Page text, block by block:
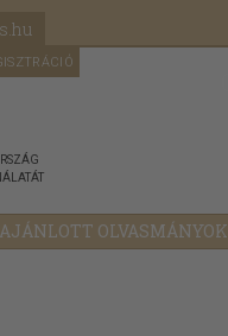
OLVASMÁNYOK